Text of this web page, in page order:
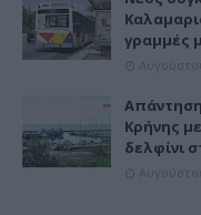
γραμμές
Κρήνης
δελφίνι